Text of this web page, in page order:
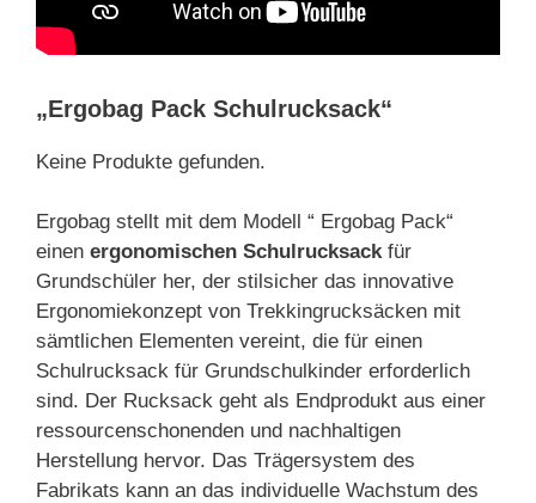
„Ergobag Pack Schulrucksack“
Keine Produkte gefunden.
Ergobag stellt mit dem Modell “ Ergobag Pack“
einen ergonomischen Schulrucksackfür
Grundschüler her, der stilsicher das innovative
Ergonomiekonzept von Trekkingrucksäcken mit
sämtlichen Elementen vereint, die für einen
Schulrucksack für Grundschulkinder erforderlich
sind. Der Rucksack geht als Endprodukt aus einer
ressourcenschonenden und nachhaltigen
Herstellung hervor. Das Trägersystem des
Fabrikats kann an das individuelle Wachstum des